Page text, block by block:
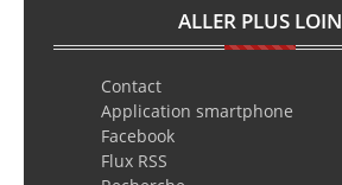
ALLER PLUS LOIN
Contact
Application smartphone
Facebook
Flux RSS